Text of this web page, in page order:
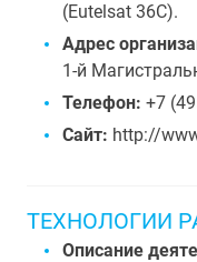
(Eutelsat 36C).
Адрес
1-й
Телефон: +7
Сайт: http://
ТЕХНОЛОГИИ
Описание